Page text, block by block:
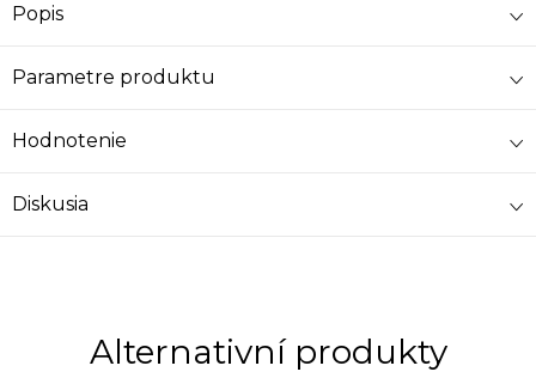
Popis
Parametre produktu
Hodnotenie
Diskusia